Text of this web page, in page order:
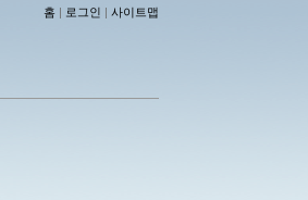
홈 | 로그인 | 사이트맵